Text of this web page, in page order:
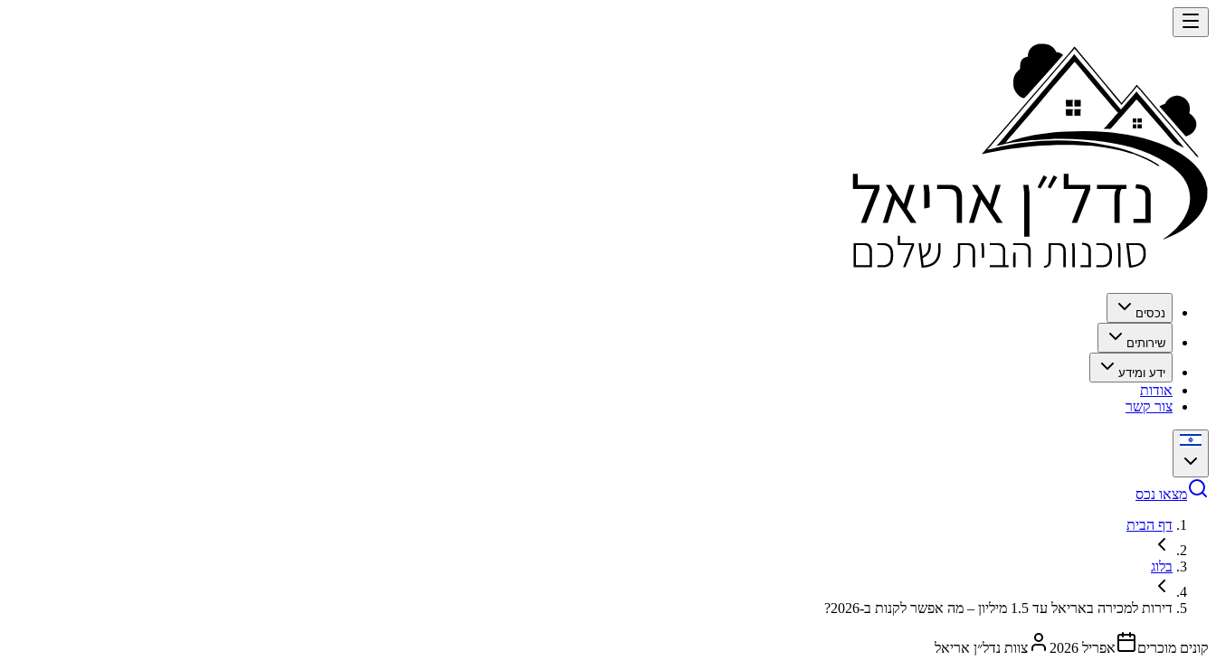
נכסים
שירותים
ידע ומידע
אודות
צור קשר
מצאו נכס
דף הבית
בלוג
דירות למכירה באריאל עד 1.5 מיליון – מה אפשר לקנות ב-2026?
קונים מוכרים אפריל 2026 צוות נדל״ן אריאל